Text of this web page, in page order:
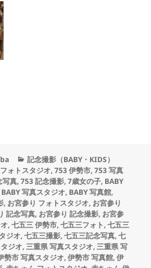
カ
テ
ゴ
リ
ー
記念撮影（BABY・KIDS）
ォトスタジオ,753 伊勢市,753 写真
写真,753 記念撮影,7歳女の子, BABY
BABY 写真スタジオ, BABY 写真館,
, お宮参り フォトスタジオ, お宮参り
記念写真, お宮参り 記念撮影, お宮参
,七五三 伊勢市,七五三フォト,七五三
ジオ,七五三撮影,七五三記念写真,七
ジオ,三重県 写真スタジオ,三重県 写
勢市 写真スタジオ,伊勢市 写真館,伊